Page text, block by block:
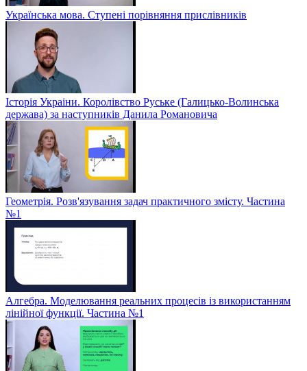
Українська мова. Ступені порівняння прислівників
Історія Украіни. Королівство Руське (Галицько-Волинська
держава) за наступників Данила Романовича
Геометрія. Розв'язування задач практичного змісту. Частина
№1
Алгебра. Моделювання реальних процесів із використанням
лінійної функції. Частина №1